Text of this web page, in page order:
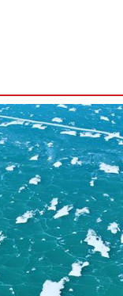
马力忙生产